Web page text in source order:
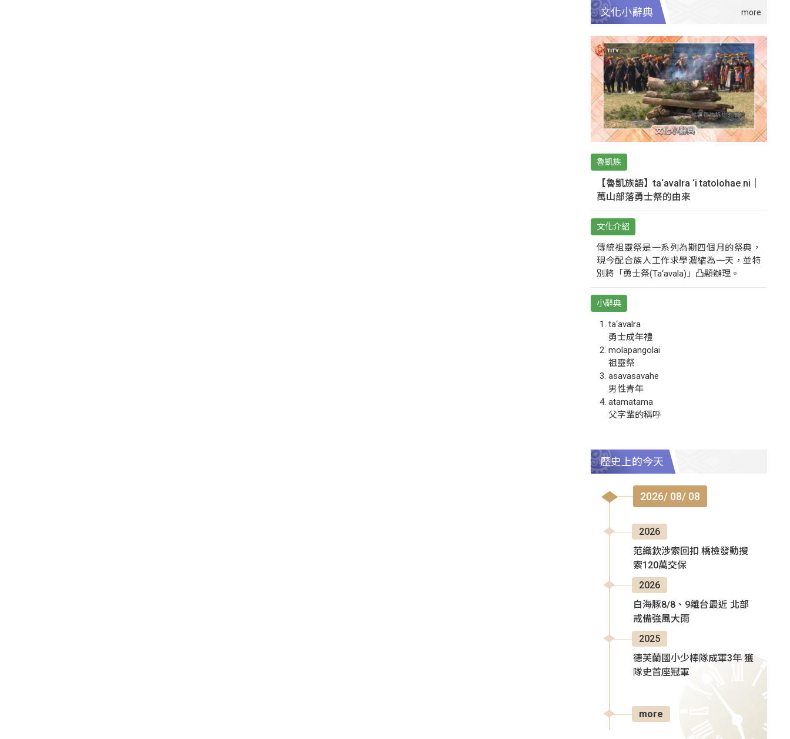
文化小辭典
魯凱族
【魯凱族語】ta‘avalra ‘i tatolohae ni｜
萬山部落勇士祭的由來
文化介紹
傳統祖靈祭是一系列為期四個月的祭典，
現今配合族人工作求學濃縮為一天，並特
別將「勇士祭(Ta‘avala)」凸顯辦理。
小辭典
ta‘avalra
勇士成年禮
molapangolai
祖靈祭
asavasavahe
男性青年
atamatama
父字輩的稱呼
歷史上的今天
2026/ 08/ 08
2026
范織欽涉索回扣 橋檢發動搜
索120萬交保
2026
白海豚8/8、9離台最近 北部
戒備強風大雨
2025
德芙蘭國小少棒隊成軍3年 獲
隊史首座冠軍
more